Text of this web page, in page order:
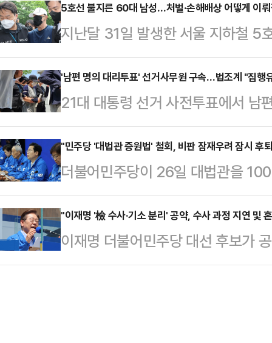
벌어진 지 6년여 만이다. 법조계에
입증된다면 이번 사고에 중대재해
를 방지할 안전센서가 기계에 부착
작업지휘자가 있었는지 여부에 따
다.4일 경찰에 따르면 지난 2일 오
작실에서 50대 근로자 김모…
5호선 불지른 60대 남성…처벌·손해배상 어떻게 이
지난달 31일 발생한 서울 지하철 5
원이 넘는 것으로 추산됐다. 경찰이
가운데 법조계에선 피의자가 사전
사람이 많은 전차 내에서 실제로
이 이뤄질 것으로 전망했다. 전문가
비 등에 대해 손해배상청구가 가능
가해자에게 구상 청구도 할 수 있
청 관계자는 이…
'남편 명의 대리투표' 선거사무원 구속…법조계 "집행
21대 대통령 선거 사전투표에서 남
속됐다. 법조계에서는 "공무원이라
미칠 수 있지만, 선거사무에 관계있
조 제2항이 적용되는 대상"이라며
불가피할 것으로 생각되고, 공무원
다"고 강조했다.2일 법조계에 따르
선거법 위반 혐의를 받는 박모씨에
을 한 뒤 "증거 인멸과 도망의…
"민주당 '대법관 증원법' 철회, 비판 잠재우려 잠시
더불어민주당이 26일 대법관을
임용을 가능케 하는 '법원조직법 개
선이 가까워진 만큼 악화된 여론을
나, 대선 이후 다시 이재명 후보 비
다고 전망했다. 전문가들은 특히,
"이재명 '檢 수사·기소 분리' 공약, 수사 과정 지연 및
이재명 더불어민주당 대선 후보가
으로 한 검찰개혁을 예고했다. 법조